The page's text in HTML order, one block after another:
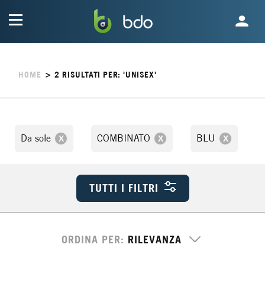
HOME > 2RISULTATI PER: 'UNISEX'
Da sole COMBINATO BLU
TUTTI I FILTRI
ORDINA PER